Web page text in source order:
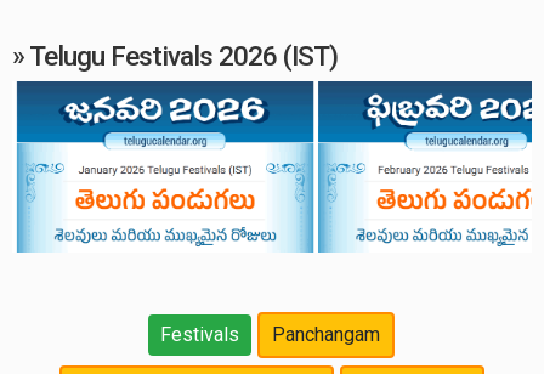
» Telugu Festivals 2026 (IST)
Festivals Panchangam